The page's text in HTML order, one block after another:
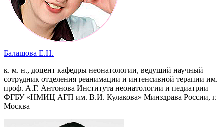
Балашова Е.Н.
к. м. н., доцент кафедры неонатологии, ведущий научный
сотрудник отделения реанимации и интенсивной терапии им.
проф. А.Г. Антонова Института неонатологии и педиатрии
ФГБУ «НМИЦ АГП им. В.И. Кулакова» Минздрава России, г.
Москва